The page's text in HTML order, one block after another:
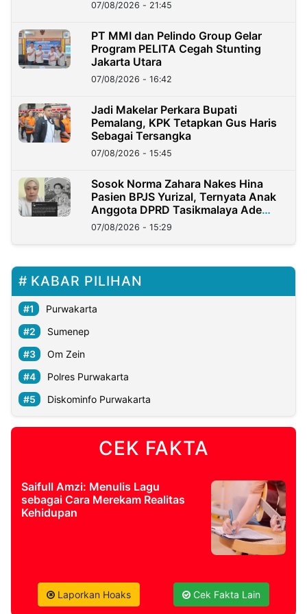
07/08/2026 - 21:45
PT MMI dan Pelindo Group Gelar
Program PELITA Cegah Stunting
Jakarta Utara
07/08/2026 - 16:42
Jadi Makelar Perkara Bupati
Pemalang, KPK Tetapkan Gus Haris
Sebagai Tersangka
07/08/2026 - 15:45
Sosok Norma Zahara Nakes Hina
Pasien BPJS Yurizal, Ternyata Anak
Anggota DPRD Tasikmalaya Ade
Lukman
07/08/2026 - 15:29
KABAR PILIHAN
Purwakarta
Sumenep
Om Zein
Polres Purwakarta
Diskominfo Purwakarta
CEK FAKTA
Saifull Amzi: Menulis Lagu
sebagai Cara Merekam Realitas
Kehidupan
Laporkan Hoaks Cek Fakta Lain